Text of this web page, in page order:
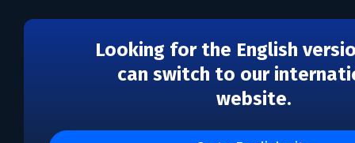
Looking for the English
can switch to our
website.
DLC